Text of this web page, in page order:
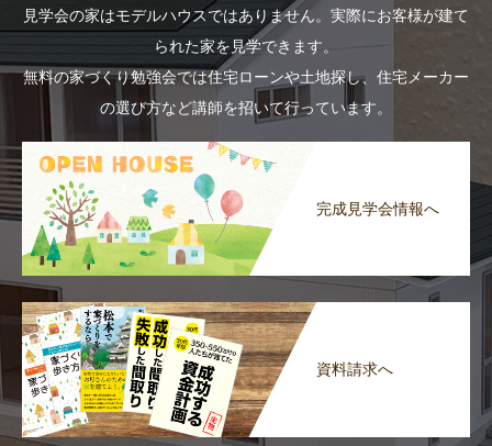
見学会の家はモデルハウスではありません。実際にお客様が建て
られた家を見学できます。
無料の家づくり勉強会では住宅ローンや土地探し、住宅メーカー
の選び方など講師を招いて行っています。
完成見学会情報へ
資料請求へ